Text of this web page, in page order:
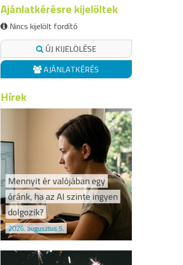
Ajánlatkérésre kijelöltek
Nincs kijelölt fordító
ÚJ KIJELÖLÉSE
AJÁNLATKÉRÉS
Hírek
Mennyit ér valójában egy
óránk, ha az AI szinte ingyen
dolgozik?
2026. augusztus 5.